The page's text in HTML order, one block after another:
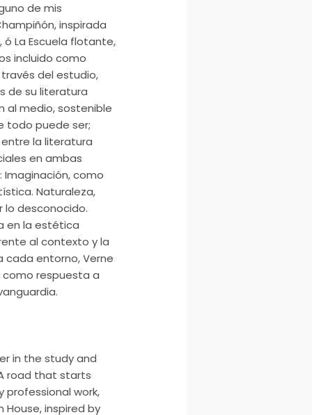
de mis
inspirada
La Escuela flotante,
incluido como
del estudio,
de su literatura
al medio, sostenible
todo puede ser;
la literatura
en ambas
como
Naturaleza,
desconocido.
en la estética
al contexto y la
cada entorno, Verne
respuesta a
in the study and
road that starts
professional work,
inspired by